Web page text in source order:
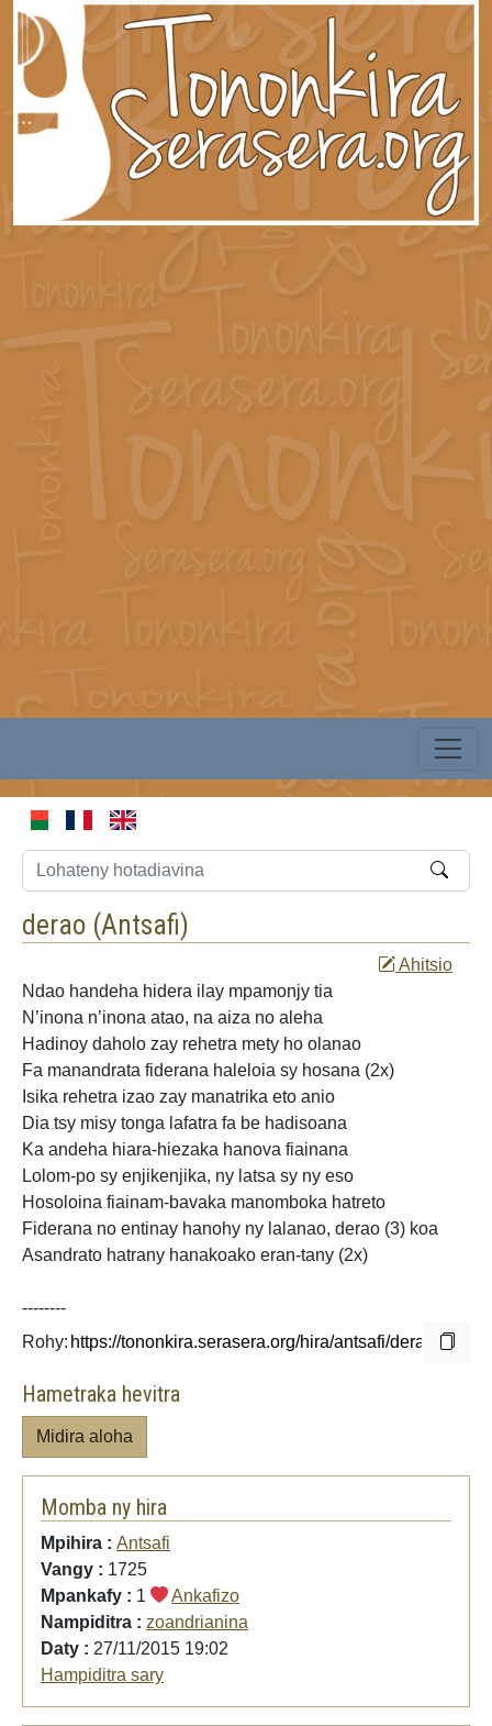
derao (Antsafi)
Ahitsio
Ndao handeha hidera ilay mpamonjy tia
N’inona n’inona atao, na aiza no aleha
Hadinoy daholo zay rehetra mety ho olanao
Fa manandrata fiderana haleloia sy hosana (2x)
Isika rehetra izao zay manatrika eto anio
Dia tsy misy tonga lafatra fa be hadisoana
Ka andeha hiara-hiezaka hanova fiainana
Lolom-po sy enjikenjika, ny latsa sy ny eso
Hosoloina fiainam-bavaka manomboka hatreto
Fiderana no entinay hanohy ny lalanao, derao (3) koa
Asandrato hatrany hanakoako eran-tany (2x)
--------
Rohy:
Hametraka hevitra
Midira aloha
Momba ny hira
Mpihira : Antsafi
Vangy : 1725
Mpankafy : 1
Ankafizo
Nampiditra : zoandrianina
Daty : 27/11/2015 19:02
Hampiditra sary